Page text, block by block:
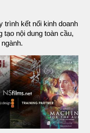
trình kết nối kinh doanh
tạo nội dung toàn cầu,